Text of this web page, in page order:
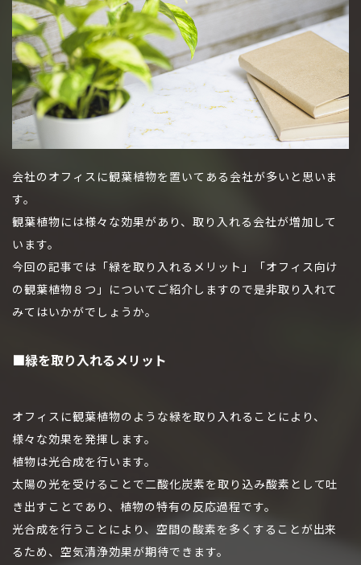
会社のオフィスに観葉植物を置いてある会社が多いと思いま
す。
観葉植物には様々な効果があり、取り入れる会社が増加して
います。
今回の記事では「緑を取り入れるメリット」「オフィス向け
の観葉植物８つ」についてご紹介しますので是非取り入れて
みてはいかがでしょうか。
■緑を取り入れるメリット
オフィスに観葉植物のような緑を取り入れることにより、
様々な効果を発揮します。
植物は光合成を行います。
太陽の光を受けることで二酸化炭素を取り込み酸素として吐
き出すことであり、植物の特有の反応過程です。
光合成を行うことにより、空間の酸素を多くすることが出来
るため、空気清浄効果が期待できます。